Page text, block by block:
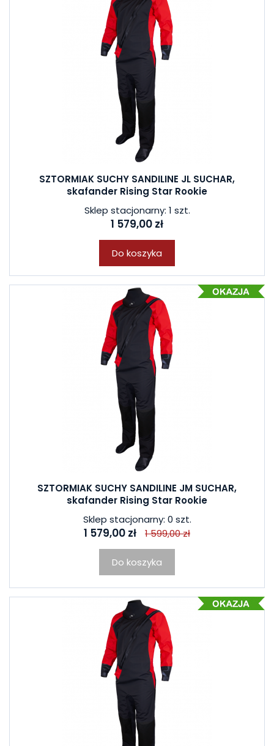
SZTORMIAK SUCHY SANDILINE JL SUCHAR,
skafander Rising Star Rookie
Sklep stacjonarny: 1 szt.
1 579,00 zł
Do koszyka
SZTORMIAK SUCHY SANDILINE JM SUCHAR,
skafander Rising Star Rookie
Sklep stacjonarny: 0 szt.
1 579,00 zł 1 599,00 zł
Do koszyka